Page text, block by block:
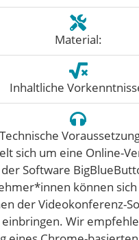
Material:
Inhaltliche
Technische
sich um eine Online-
Software
können
der Videokonferenz-
Wir